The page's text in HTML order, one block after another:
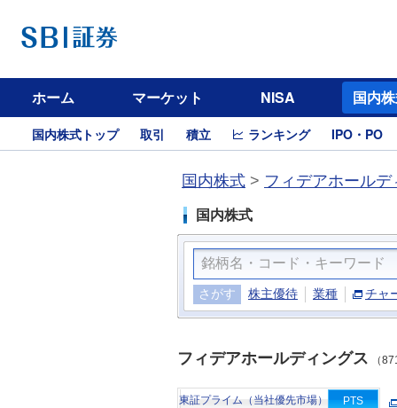
ホーム マーケット NISA 国内
国内株式トップ 取引 積立 ランキング IPO・PO
国内株式 > フィデアホール
国内株式
さがす 株主優待 業種 チャ
フィデアホールディングス （
東証プライム（当社優先市場） PTS